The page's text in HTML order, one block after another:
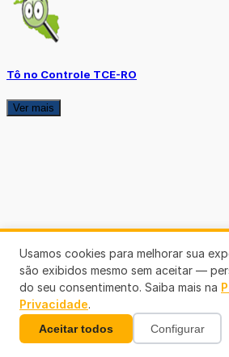
Tô no Controle TCE-RO
Ver mais
Usamos cookies para melhorar sua
são exibidos mesmo sem aceitar —
do seu consentimento. Saiba mais na
Privacidade.
Aceitar todos Configurar